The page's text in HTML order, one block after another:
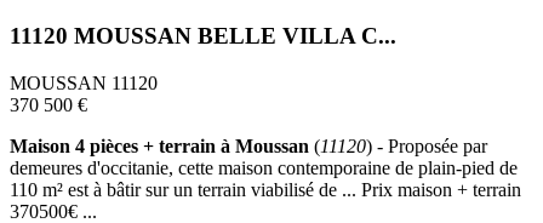
11120 MOUSSAN BELLE VILLA C...
MOUSSAN 11120
370 500 €
Maison 4 pièces + terrain à Moussan (11120) - Proposée par
demeures d'occitanie, cette maison contemporaine de plain-pied de
110 m² est à bâtir sur un terrain viabilisé de ... Prix maison + terrain
370500€ ...